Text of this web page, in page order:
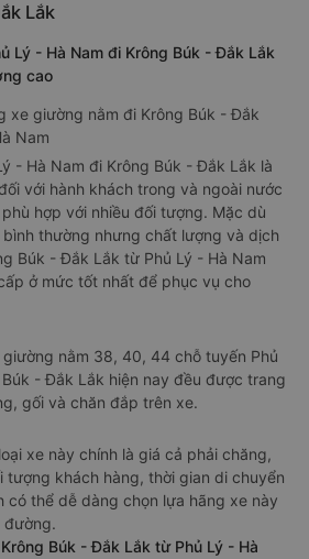
Lắk
Lý - Hà Nam đi Krông Búk - Đắk Lắk
cao
xe giường nằm đi Krông Búk - Đắk
Nam
- Hà Nam đi Krông Búk - Đắk Lắk là
với hành khách trong và ngoài nước
hợp với nhiều đối tượng. Mặc dù
thường nhưng chất lượng và dịch
Búk - Đắk Lắk từ Phủ Lý - Hà Nam
ở mức tốt nhất để phục vụ cho
nằm 38, 40, 44 chỗ tuyến Phủ
- Đắk Lắk hiện nay đều được trang
gối và chăn đắp trên xe.
xe này chính là giá cả phải chăng,
tượng khách hàng, thời gian di chuyển
có thể dễ dàng chọn lựa hãng xe này
đường.
Búk - Đắk Lắk từ Phủ Lý - Hà